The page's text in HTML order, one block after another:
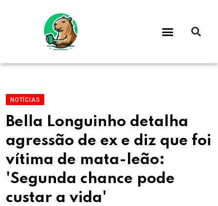
NOTÍCIAS
Bella Longuinho detalha
agressão de ex e diz que foi
vítima de mata-leão:
'Segunda chance pode
custar a vida'